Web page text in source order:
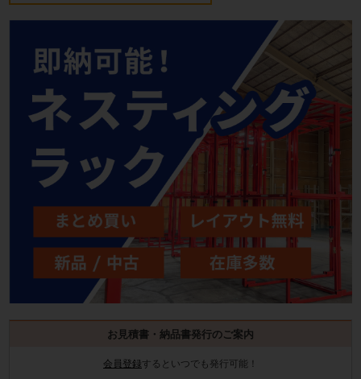
お見積書・納品書発行のご案内
会員登録するといつでも発行可能！